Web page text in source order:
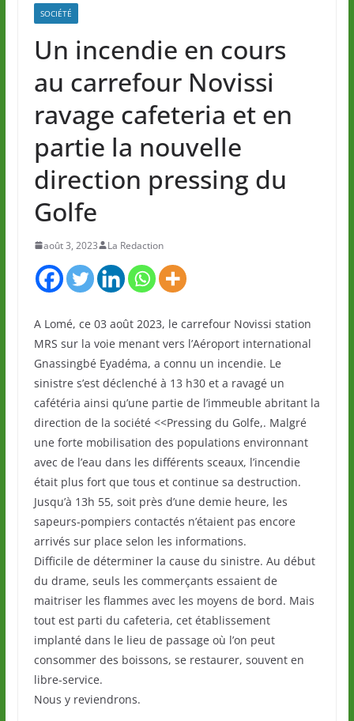
SOCIÉTÉ
Un incendie en cours
au carrefour Novissi
ravage cafeteria et en
partie la nouvelle
direction pressing du
Golfe
août 3, 2023 La Redaction
A Lomé, ce 03 août 2023, le carrefour Novissi station
MRS sur la voie menant vers l’Aéroport international
Gnassingbé Eyadéma, a connu un incendie. Le
sinistre s’est déclenché à 13 h30 et a ravagé un
cafétéria ainsi qu’une partie de l’immeuble abritant la
direction de la société <<Pressing du Golfe,. Malgré
une forte mobilisation des populations environnant
avec de l’eau dans les différents sceaux, l’incendie
était plus fort que tous et continue sa destruction.
Jusqu’à 13h 55, soit près d’une demie heure, les
sapeurs-pompiers contactés n’étaient pas encore
arrivés sur place selon les informations.
Difficile de déterminer la cause du sinistre. Au début
du drame, seuls les commerçants essaient de
maitriser les flammes avec les moyens de bord. Mais
tout est parti du cafeteria, cet établissement
implanté dans le lieu de passage où l’on peut
consommer des boissons, se restaurer, souvent en
libre-service.
Nous y reviendrons.